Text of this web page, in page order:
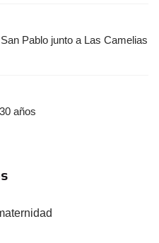
Pablo junto a Las Camelias
años